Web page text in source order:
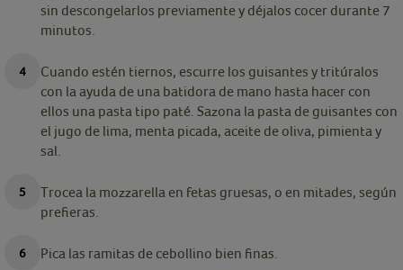
sin descongelarlos previamente y déjalos cocer durante 7
minutos.
Cuando estén tiernos, escurre los guisantes y tritúralos
con la ayuda de una batidora de mano hasta hacer con
ellos una pasta tipo paté. Sazona la pasta de guisantes con
el jugo de lima, menta picada, aceite de oliva, pimienta y
sal.
Trocea la mozzarella en fetas gruesas, o en mitades, según
prefieras.
Pica las ramitas de cebollino bien finas.